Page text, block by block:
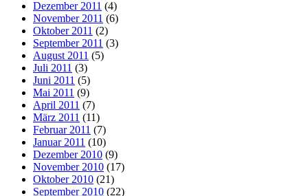
Dezember 2011 (4)
November 2011 (6)
Oktober 2011 (2)
September 2011 (3)
August 2011 (5)
Juli 2011 (3)
Juni 2011 (5)
Mai 2011 (9)
April 2011 (7)
März 2011 (11)
Februar 2011 (7)
Januar 2011 (10)
Dezember 2010 (9)
November 2010 (17)
Oktober 2010 (21)
September 2010 (22)